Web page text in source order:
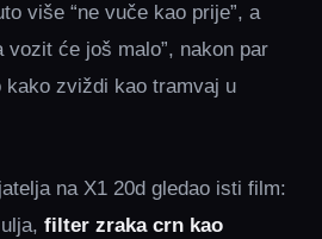
više “ne vuče kao prije”, a
vozit će još malo”, nakon par
kako zviždi kao tramvaj u
na X1 20d gledao isti film:
filter zraka crn kao